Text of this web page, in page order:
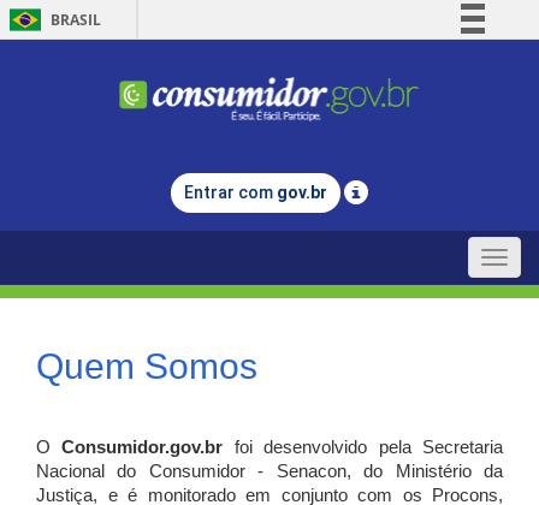
BRASIL
Comunica BR
Legislação
Entrar com gov.br
Toggle
Quem Somos
OConsumidor.gov.br
foi desenvolvido pela Secretaria
Nacional do Consumidor - Senacon, do Ministério da
Justiça, e é monitorado em conjunto com os Procons,